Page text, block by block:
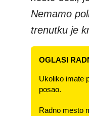
Nemamo
trenutku je
OGLASI
Ukoliko imate
posao.
Radno mesto